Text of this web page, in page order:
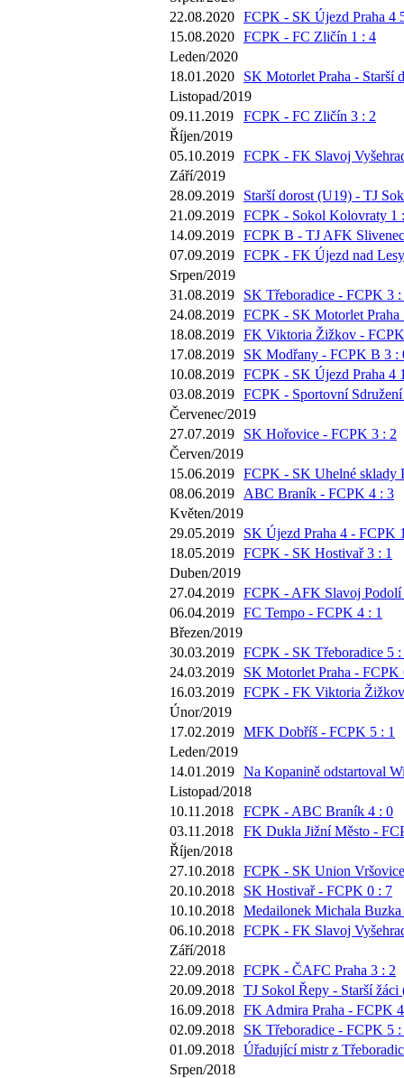
22.08.2020 FCPK - SK Újezd Praha 4
15.08.2020 FCPK - FC Zličín 1 : 4
Leden/2020
18.01.2020
SK Motorlet Praha - Starší
Listopad/2019
09.11.2019
FCPK - FC Zličín 3 : 2
Říjen/2019
05.10.2019 FCPK - FK Slavoj
Září/2019
28.09.2019
Starší dorost (U19) - TJ
21.09.2019 FCPK - Sokol Kolovraty 1
14.09.2019 FCPK B - TJ AFK
07.09.2019 FCPK - FK Újezd nad
Srpen/2019
31.08.2019
SK Třeboradice - FCPK 3 :
24.08.2019 FCPK - SK Motorlet Praha
18.08.2019 FK Viktoria Žižkov -
17.08.2019
SK Modřany - FCPK B 3 :
10.08.2019 FCPK - SK Újezd Praha 4
03.08.2019 FCPK - Sportovní
Červenec/2019
27.07.2019
SK Hořovice - FCPK 3 : 2
Červen/2019
15.06.2019 FCPK - SK Uhelné sklady
08.06.2019
ABC Braník - FCPK 4 : 3
Květen/2019
29.05.2019
SK Újezd Praha 4 - FCPK
18.05.2019 FCPK - SK Hostivař 3 : 1
Duben/2019
27.04.2019 FCPK - AFK Slavoj Podolí
06.04.2019 FC Tempo - FCPK 4 : 1
Březen/2019
30.03.2019 FCPK - SK Třeboradice 5 :
24.03.2019
SK Motorlet Praha - FCPK
16.03.2019 FCPK - FK Viktoria
Únor/2019
17.02.2019 MFK Dobříš - FCPK 5 : 1
Leden/2019
14.01.2019 Na Kopanině odstartoval
Listopad/2018
10.11.2018
FCPK - ABC Braník 4 : 0
03.11.2018
FK Dukla Jižní Město -
Říjen/2018
27.10.2018 FCPK - SK Union
20.10.2018
SK Hostivař - FCPK 0 : 7
10.10.2018 Medailonek Michala Buzka
06.10.2018 FCPK - FK Slavoj
Září/2018
22.09.2018 FCPK - ČAFC Praha 3 : 2
20.09.2018 TJ Sokol Řepy - Starší žáci
16.09.2018 FK Admira Praha - FCPK
02.09.2018
SK Třeboradice - FCPK 5 :
01.09.2018 Úřadující mistr z
Srpen/2018